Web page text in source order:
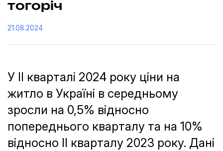
тогоріч
21.08.2024
У ІІ кварталі 2024 року ціни на
житло в Україні в середньому
зросли на 0,5% відносно
попереднього кварталу та на 10%
відносно ІІ кварталу 2023 року. Дані